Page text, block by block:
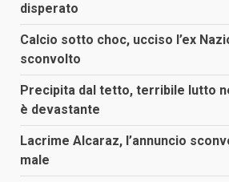
disperato
Calcio sotto choc, ucciso l’ex
sconvolto
Precipita dal tetto, terribile lutto
è devastante
Lacrime Alcaraz, l’annuncio
male